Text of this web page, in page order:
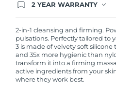
2 YEAR WARRANTY
issues within 2-year of
replace your product free
2-in-1 cleansing and firming.
pulsations. Perfectly tailored to
3 is made of velvety soft
and 35x more hygienic than
transform it into a firming
active ingredients from your
where they work best.